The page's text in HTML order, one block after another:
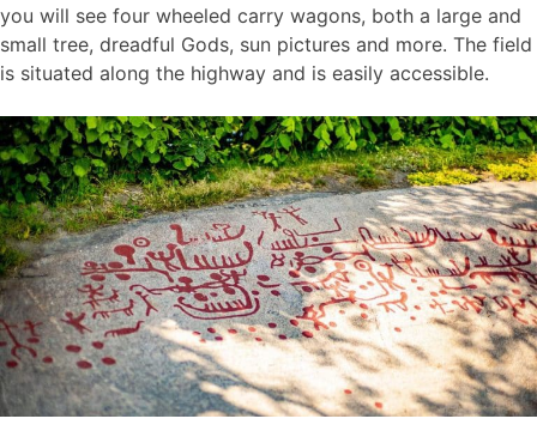
you will see four wheeled carry wagons, both a large and
small tree, dreadful Gods, sun pictures and more. The field
is situated along the highway and is easily accessible.